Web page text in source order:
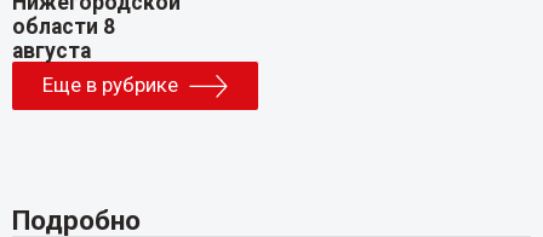
Еще в рубрике
Подробно